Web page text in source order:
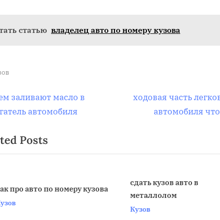
статью владелец авто по номеру кузова
заливают масло в
автомобиля
N
P
s
t
:
ходовая часть
автомобиля
Posts
про авто по номеру кузова
сдать кузов авто в
металлолом
Кузов